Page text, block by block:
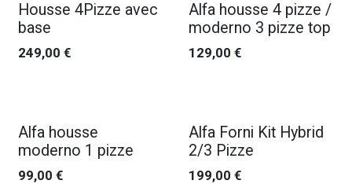
Housse 4Pizze avec
base
249,00 €
Alfa housse 4 pizze /
moderno 3 pizze top
129,00 €
Alfa housse
moderno 1 pizze
99,00 €
Alfa Forni Kit Hybrid
2/3 Pizze
199,00 €